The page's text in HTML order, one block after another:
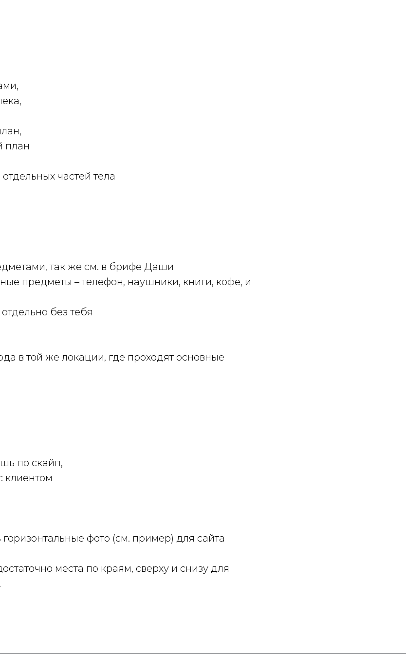
план
частей тела
так же см. в брифе Даши
предметы – телефон, наушники, книги, кофе, и
без тебя
в той же локации, где проходят основные
по скайп,
клиентом
фото (см. пример) для сайта
места по краям, сверху и снизу для